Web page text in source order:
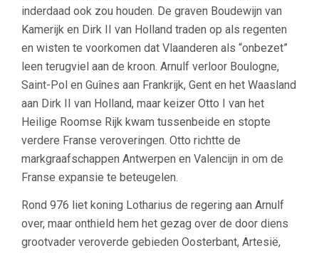
inderdaad ook zou houden. De graven Boudewijn van
Kamerijk en Dirk II van Holland traden op als regenten
en wisten te voorkomen dat Vlaanderen als “onbezet”
leen terugviel aan de kroon. Arnulf verloor Boulogne,
Saint-Pol en Guînes aan Frankrijk, Gent en het Waasland
aan Dirk II van Holland, maar keizer Otto I van het
Heilige Roomse Rijk kwam tussenbeide en stopte
verdere Franse veroveringen. Otto richtte de
markgraafschappen Antwerpen en Valencijn in om de
Franse expansie te beteugelen.
Rond 976 liet koning Lotharius de regering aan Arnulf
over, maar onthield hem het gezag over de door diens
grootvader veroverde gebieden Oosterbant, Artesië,